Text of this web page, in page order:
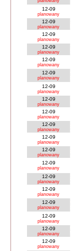
12-09
planowany
12-09
planowany
12-09
planowany
12-09
planowany
12-09
planowany
12-09
planowany
12-09
planowany
12-09
planowany
12-09
planowany
12-09
planowany
12-09
planowany
12-09
planowany
12-09
planowany
12-09
planowany
12-09
planowany
12-09
planowany
12-09
planowany
12-09
planowany
12-09
planowany